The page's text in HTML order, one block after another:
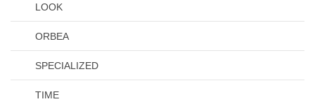
LOOK
ORBEA
SPECIALIZED
TIME